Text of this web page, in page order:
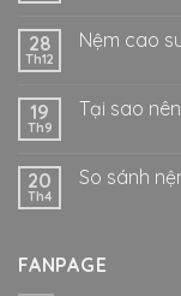
28
Th12
Nệm cao
19
Th9
Tại sao
20
Th4
So sánh
FANPAGE